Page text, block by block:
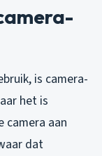
is camera-
het is
camera aan
dat